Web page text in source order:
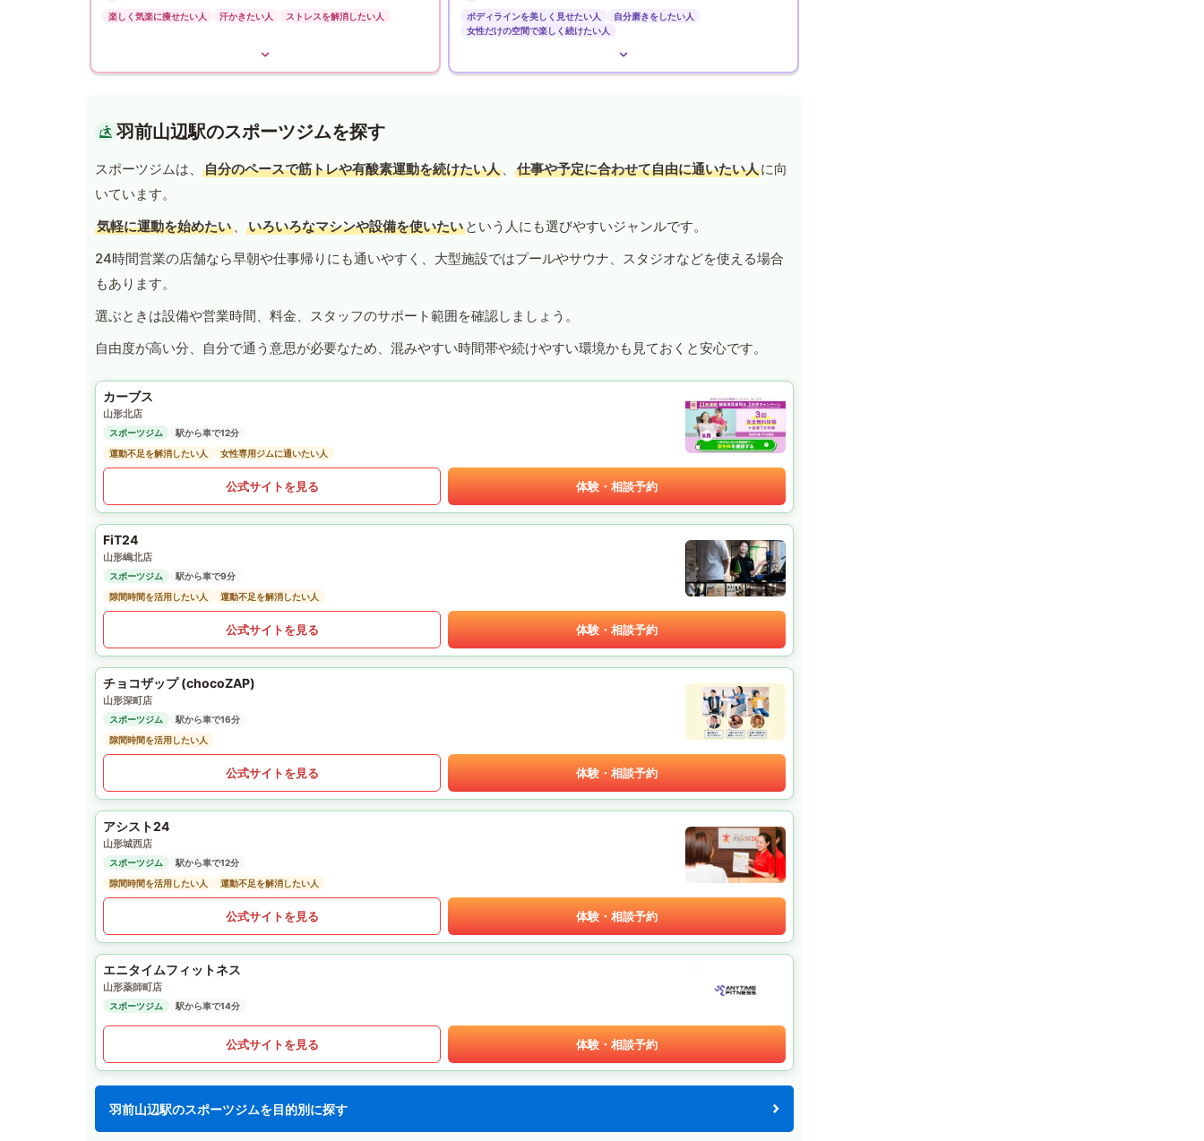
楽しく気楽に痩せたい人 汗かきたい人 ストレスを解消したい人 ボディラインを美しく見せたい人
自分磨きをしたい人
女性だけの空間で楽しく続けたい人
羽前山辺駅のスポーツジムを探す
スポーツジムは、 自分のペースで筋トレや有酸素運動を続けたい人 、 仕事や予定に合わせて自由に通いたい人に向
いています。
気軽に運動を始めたい 、 いろいろなマシンや設備を使いたい という人にも選びやすいジャンルです。
24時間営業の店舗なら早朝や仕事帰りにも通いやすく、大型施設ではプールやサウナ、スタジオなどを使える場合
もあります。
選ぶときは設備や営業時間、料金、スタッフのサポート範囲を確認しましょう。
自由度が高い分、自分で通う意思が必要なため、混みやすい時間帯や続けやすい環境かも見ておくと安心です。
カーブス
山形北店
スポーツジム
駅から車で12分
運動不足を解消したい人
女性専用ジムに通いたい人
公式サイトを見る 体験・相談予約
FiT24
山形嶋北店
スポーツジム
駅から車で9分
隙間時間を活用したい人
運動不足を解消したい人
公式サイトを見る 体験・相談予約
チョコザップ (chocoZAP)
山形深町店
スポーツジム
駅から車で16分
隙間時間を活用したい人
公式サイトを見る 体験・相談予約
アシスト24
山形城西店
スポーツジム
駅から車で12分
隙間時間を活用したい人
運動不足を解消したい人
公式サイトを見る 体験・相談予約
エニタイムフィットネス
山形薬師町店
スポーツジム 駅から車で14分
公式サイトを見る 体験・相談予約
羽前山辺駅のスポーツジムを目的別に探す